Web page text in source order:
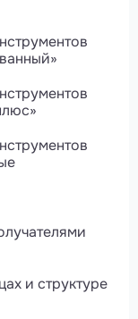
и структуре